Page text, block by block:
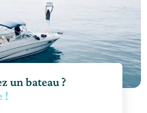
un bateau ?
!